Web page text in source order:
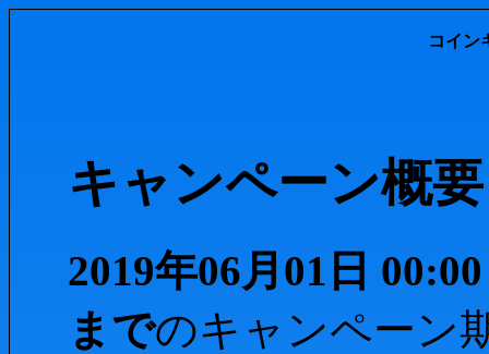
コイン
キャンペーン概要
2019年06月01日
までのキャンペーン